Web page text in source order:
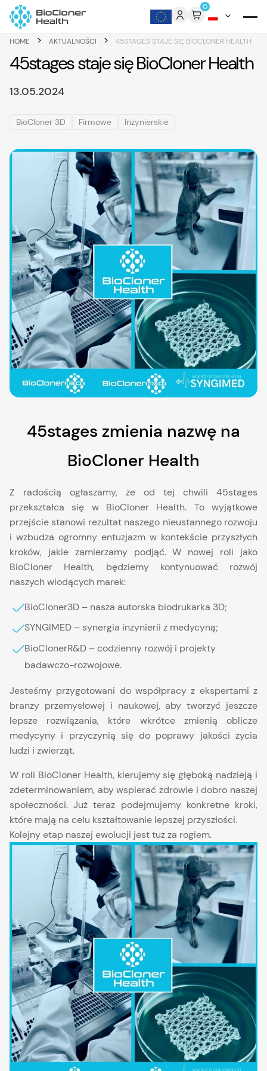
Skip to content 0
HOME > AKTUALNOŚCI > 45STAGES STAJE SIĘ BIOCLONER HEALTH
45stages staje się BioCloner Health
13.05.2024
BioCloner 3D Firmowe Inżynierskie
45stages zmienia nazwę na
BioCloner Health
Z radością ogłaszamy, że od tej chwili 45stages
przekształca się w BioCloner Health. To wyjątkowe
przejście stanowi rezultat naszego nieustannego rozwoju
i wzbudza ogromny entuzjazm w kontekście przyszłych
kroków, jakie zamierzamy podjąć. W nowej roli jako
BioCloner Health, będziemy kontynuować rozwój
naszych wiodących marek:
BioCloner3D – nasza autorska biodrukarka 3D;
SYNGIMED – synergia inżynierii z medycyną;
BioClonerR&D – codzienny rozwój i projekty
badawczo-rozwojowe.
Jesteśmy przygotowani do współpracy z ekspertami z
branży przemysłowej i naukowej, aby tworzyć jeszcze
lepsze rozwiązania, które wkrótce zmienią oblicze
medycyny i przyczynią się do poprawy jakości życia
ludzi i zwierząt.
W roli BioCloner Health, kierujemy się głęboką nadzieją i
zdeterminowaniem, aby wspierać zdrowie i dobro naszej
społeczności. Już teraz podejmujemy konkretne kroki,
które mają na celu kształtowanie lepszej przyszłości.
Kolejny etap naszej ewolucji jest tuż za rogiem.